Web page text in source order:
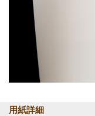
用紙詳細